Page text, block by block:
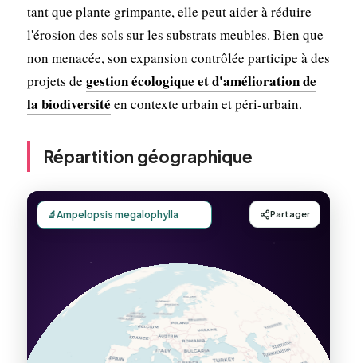
tant que plante grimpante, elle peut aider à réduire
l'érosion des sols sur les substrats meubles. Bien que
non menacée, son expansion contrôlée participe à des
projets de gestion écologique et d'amélioration de
la biodiversité en contexte urbain et péri-urbain.
Répartition géographique